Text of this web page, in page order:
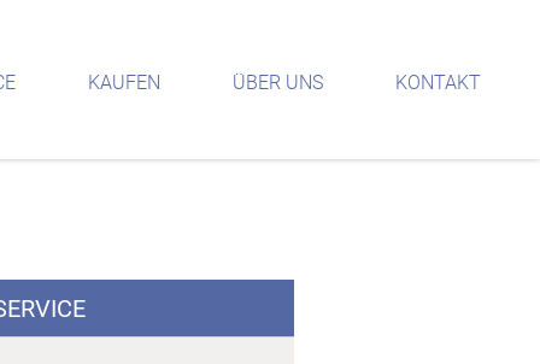
KAUFEN ÜBER UNS KONTAKT